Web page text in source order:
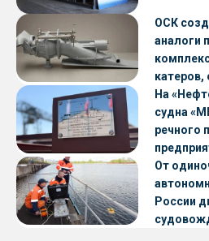
ОСК
аналоги
катеров,
судов с
На
судна
речного
От
России